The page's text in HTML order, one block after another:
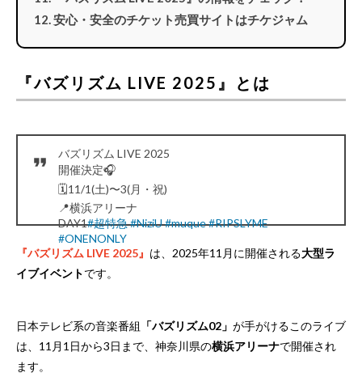
安心・安全のチケット売買サイトはチケジャム
『バズリズム LIVE 2025』とは
バズリズム LIVE 2025
開催決定🎧
🗓️11/1(土)〜3(月・祝)
📍横浜アリーナ
DAY1#超特急#NiziU#muque#RIPSLYME
#ONENONLY
DAY2 #原因は自分にある。#龍宮城and more
DAY3#Saucydog
#UNISONSQUAREGARDEN
— バズリズム02(日本テレビ) (@BUZZRHYTHM_NTV)
July 5, 2025
『バズリズム LIVE 2025』 は、2025年11月に開催される大型ラ
イブイベントです。
日本テレビ系の音楽番組 「バズリズム02」 が手がけるこのライブ
は、11月1日から3日まで、神奈川県の横浜アリーナで開催され
ます。